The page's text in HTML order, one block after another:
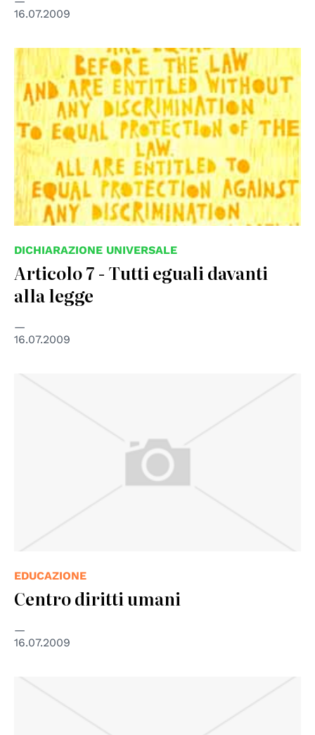
16.07.2009
© UN Photo
DICHIARAZIONE UNIVERSALE
Articolo 7 - Tutti eguali davanti
alla legge
16.07.2009
EDUCAZIONE
Centro diritti umani
16.07.2009